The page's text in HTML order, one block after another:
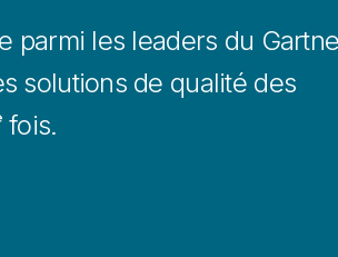
parmi les leaders du
solutions de qualité des
fois.